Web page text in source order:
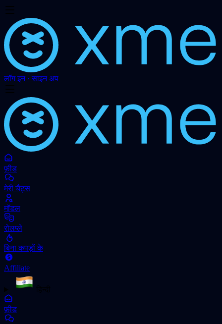
लॉग इन · साइन अप
फ़ीड
मेरी चैट्स
मॉडल
रोलप्ले
बिना कपड़ों के
Affiliate
फ़ीड